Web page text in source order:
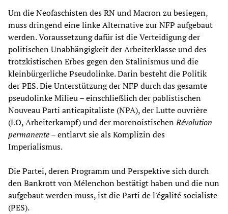
Um die Neofaschisten des RN und Macron zu besiegen,
muss dringend eine linke Alternative zur NFP aufgebaut
werden. Voraussetzung dafür ist die Verteidigung der
politischen Unabhängigkeit der Arbeiterklasse und des
trotzkistischen Erbes gegen den Stalinismus und die
kleinbürgerliche Pseudolinke. Darin besteht die Politik
der PES. Die Unterstützung der NFP durch das gesamte
pseudolinke Milieu – einschließlich der pablistischen
Nouveau Parti anticapitaliste (NPA), der Lutte ouvrière
(LO, Arbeiterkampf) und der morenoistischenRévolution
permanente– entlarvt sie als Komplizin des
Imperialismus.
Die Partei, deren Programm und Perspektive sich durch
den Bankrott von Mélenchon bestätigt haben und die nun
aufgebaut werden muss, ist die Parti de l'égalité socialiste
(PES).